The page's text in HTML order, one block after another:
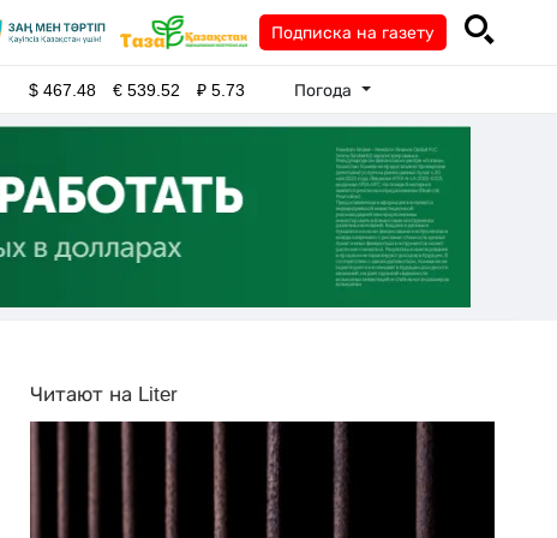
Подписка на газету
$467.48 €539.52 ₽5.73 Погода
Читают на Liter